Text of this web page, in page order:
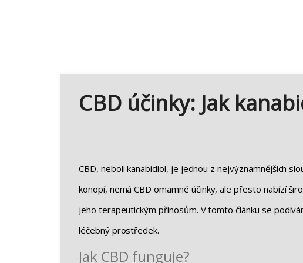
CBD účinky: Jak
CBD, neboli kanabidiol, je jednou z nejvýznamnějších
konopí, nemá CBD omamné účinky, ale přesto nabízí
jeho terapeutickým přínosům. V tomto článku se
léčebný prostředek.
Jak CBD funguje?